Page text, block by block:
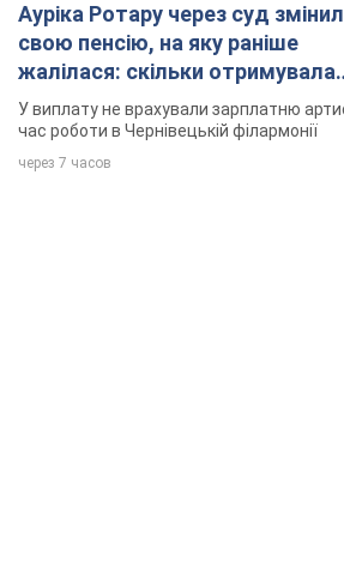
Ауріка Ротару через суд
свою пенсію, на яку раніше
жалілася: скільки отримувала
співачка
У виплату не врахували зарплатню
час роботи в Чернівецькій філармонії
через 7 часов